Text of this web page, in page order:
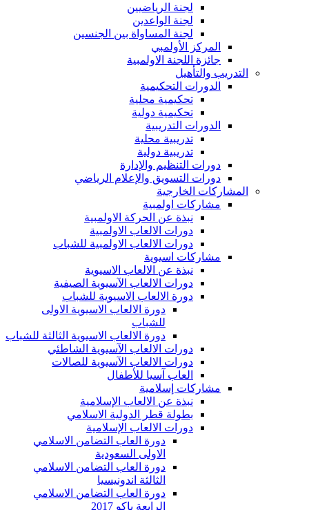
لجنة الرياضيين
لجنة الواعدين
لجنة المساواة بين الجنسين
المركز الأولمبي
جائزة اللجنة الاولمبية
التدريب والتأهيل
الدورات التحكيمية
تحكيمية محلية
تحكيمية دولية
الدورات التدريبية
تدريبية محلية
تدريبية دولية
دورات التنظيم والإدارة
دورات التسويق والإعلام الرياضي
المشاركات الخارجية
مشاركات اولمبية
نبذة عن الحركة الاولمبية
دورات الالعاب الاولمبية
دورات الالعاب الاولمبية للشباب
مشاركات اسيوية
نبذة عن الالعاب الاسيوية
دورات الالعاب الآسيوية الصيفية
دورة الالعاب الاسيوية للشباب
دورة الالعاب الاسيوية الاولى
للشباب
دورة الالعاب الاسيوية الثالثة للشباب
دورات الالعاب الآسيوية الشاطئي
دورات الالعاب الآسيوية للصالات
العاب آسيا للأطفال
مشاركات إسلامية
نبذة عن الالعاب الإسلامية
بطولة قطر الدولية الاسلامي
دورات الالعاب الإسلامية
دورة العاب التضامن الاسلامي
الاولى السعودية
دورة العاب التضامن الاسلامي
الثالثة اندونيسيا
دورة العاب التضامن الاسلامي
الرابعة باكو 2017